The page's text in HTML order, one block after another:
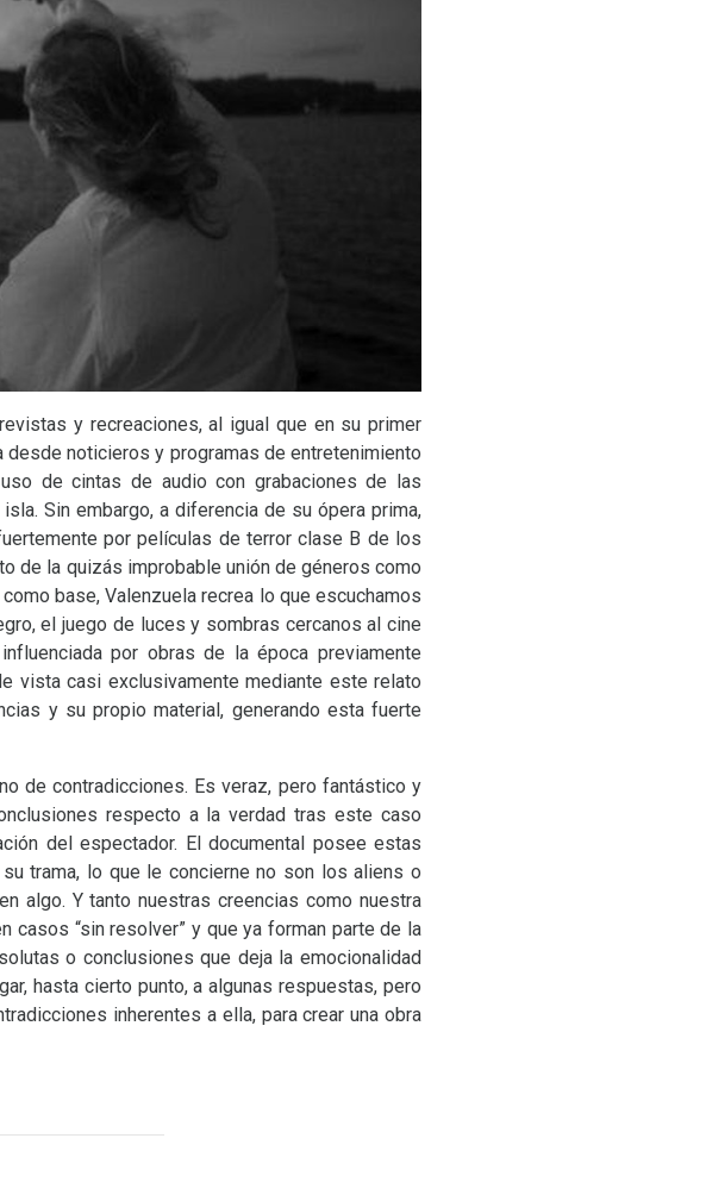
y recreaciones, al igual que en su primer
desde noticieros y programas de entretenimiento
de cintas de audio con grabaciones de las
Sin embargo, a diferencia de su ópera prima,
por películas de terror clase B de los
de la quizás improbable unión de géneros como
base, Valenzuela recrea lo que escuchamos
el juego de luces y sombras cercanos al cine
por obras de la época previamente
vista casi exclusivamente mediante este relato
y su propio material, generando esta fuerte
de contradicciones. Es veraz, pero fantástico y
respecto a la verdad tras este caso
del espectador. El documental posee estas
trama, lo que le concierne no son los aliens o
algo. Y tanto nuestras creencias como nuestra
casos “sin resolver” y que ya forman parte de la
o conclusiones que deja la emocionalidad
hasta cierto punto, a algunas respuestas, pero
inherentes a ella, para crear una obra